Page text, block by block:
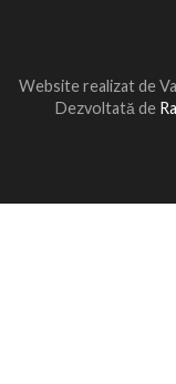
Website realizat de
Dezvoltată de